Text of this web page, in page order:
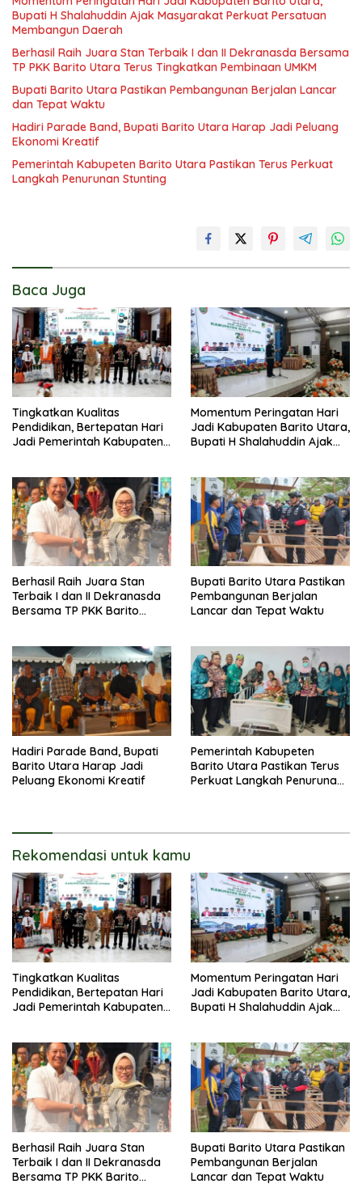
Bupati H Shalahuddin Ajak Masyarakat Perkuat Persatuan
Membangun Daerah
Berhasil Raih Juara Stan Terbaik I dan II Dekranasda Bersama
TP PKK Barito Utara Terus Tingkatkan Pembinaan UMKM
Bupati Barito Utara Pastikan Pembangunan Berjalan Lancar
dan Tepat Waktu
Hadiri Parade Band, Bupati Barito Utara Harap Jadi Peluang
Ekonomi Kreatif
Pemerintah Kabupeten Barito Utara Pastikan Terus Perkuat
Langkah Penurunan Stunting
Baca Juga
Tingkatkan Kualitas
Pendidikan, Bertepatan Hari
Jadi Pemerintah Kabupaten
Momentum Peringatan Hari
Jadi Kabupaten Barito Utara,
Bupati H Shalahuddin Ajak
Daerah
Berhasil Raih Juara Stan
Terbaik I dan II Dekranasda
Bersama TP PKK Barito
Bupati Barito Utara Pastikan
Pembangunan Berjalan
Lancar dan Tepat Waktu
Hadiri Parade Band, Bupati
Barito Utara Harap Jadi
Peluang Ekonomi Kreatif
Pemerintah Kabupeten
Barito Utara Pastikan Terus
Perkuat Langkah Penurunan
Rekomendasi untuk kamu
Tingkatkan Kualitas
Pendidikan, Bertepatan Hari
Jadi Pemerintah Kabupaten
Momentum Peringatan Hari
Jadi Kabupaten Barito Utara,
Bupati H Shalahuddin Ajak
Daerah
Berhasil Raih Juara Stan
Terbaik I dan II Dekranasda
Bersama TP PKK Barito
Bupati Barito Utara Pastikan
Pembangunan Berjalan
Lancar dan Tepat Waktu